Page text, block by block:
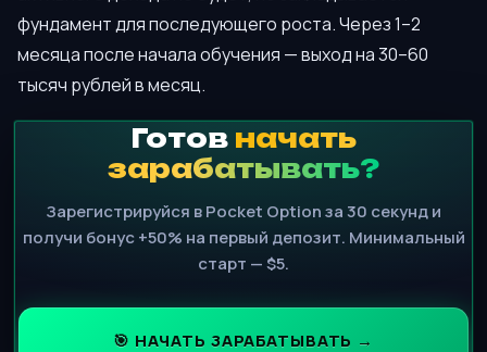
фундамент для последующего роста. Через 1–2
месяца после начала обучения — выход на 30–60
тысяч рублей в месяц.
Готов начать
зарабатывать?
Зарегистрируйся в Pocket Option за 30 секунд и
получи бонус +50% на первый депозит. Минимальный
старт — $5.
🎯 НАЧАТЬ ЗАРАБАТЫВАТЬ →